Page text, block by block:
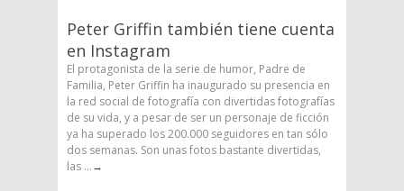
Peter Griffin también tiene cuenta
en Instagram
El protagonista de la serie de humor, Padre de
Familia, Peter Griffin ha inaugurado su presencia en
la red social de fotografía con divertidas fotografías
de su vida, y a pesar de ser un personaje de ficción
ya ha superado los 200.000 seguidores en tan sólo
dos semanas. Son unas fotos bastante divertidas,
las ...→